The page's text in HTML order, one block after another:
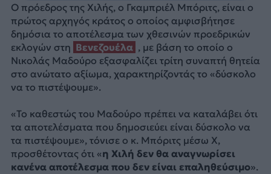
Ο πρόεδρος της Χιλής, ο Γκαμπριέλ Μπόριτς, είναι ο
πρώτος αρχηγός κράτος ο οποίος αμφισβήτησε
δημόσια το αποτέλεσμα των χθεσινών προεδρικών
εκλογών στη Βενεζουέλα , με βάση το οποίο ο
Νικολάς Μαδούρο εξασφαλίζει τρίτη συναπτή θητεία
στο ανώτατο αξίωμα, χαρακτηρίζοντάς το «δύσκολο
να το πιστέψουμε».
«Το καθεστώς του Μαδούρο πρέπει να καταλάβει ότι
τα αποτελέσματα που δημοσιεύει είναι δύσκολο να
τα πιστέψουμε», τόνισε ο κ. Μπόριτς μέσω X,
προσθέτοντας ότι «η Χιλή δεν θα αναγνωρίσει
κανένα αποτέλεσμα που δεν είναι επαληθεύσιμο».